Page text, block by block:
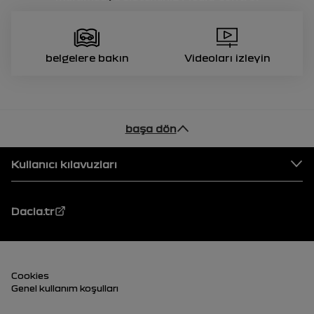
belgelere bakın Videoları izleyin
başa dön
Alt Bilgi
Kullanıcı kılavuzları
Dacia.tr
Alt Bilgi (alt)
Cookies
Genel kullanım koşulları